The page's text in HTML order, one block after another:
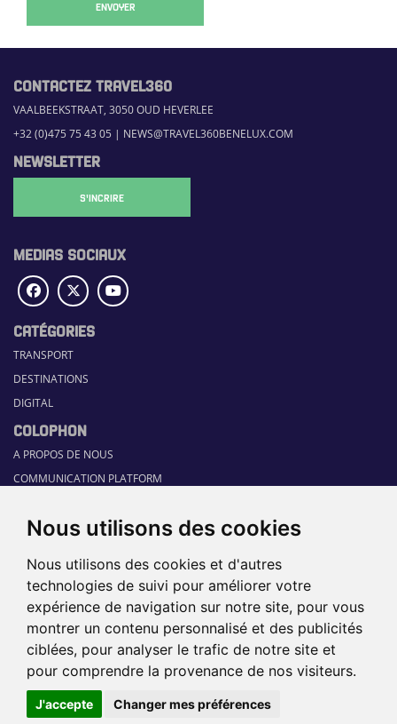
Nous utilisons des cookies
Nous utilisons des cookies et d'autres
technologies de suivi pour améliorer votre
expérience de navigation sur notre site, pour vous
montrer un contenu personnalisé et des publicités
ciblées, pour analyser le trafic de notre site et
pour comprendre la provenance de nos visiteurs.
J'accepte Changer mes préférences
ENVOYER
CONTACTEZ TRAVEL360
VAALBEEKSTRAAT, 3050 OUD HEVERLEE
+32 (0)475 75 43 05 | NEWS@TRAVEL360BENELUX.COM
NEWSLETTER
S'INCRIRE
MEDIAS SOCIAUX
CATÉGORIES
TRANSPORT
DESTINATIONS
DIGITAL
COLOPHON
A PROPOS DE NOUS
COMMUNICATION PLATFORM
RUBRIQUES
GUIDE SECTORIEL
JOBS
ÉVÉNEMENTS
©2026 TRAVEL360° |SITEMAP|
DISCLAIMER|POLITIQUE DE
CONFIDENTIALITÉ
|PRÉFÉRENCES